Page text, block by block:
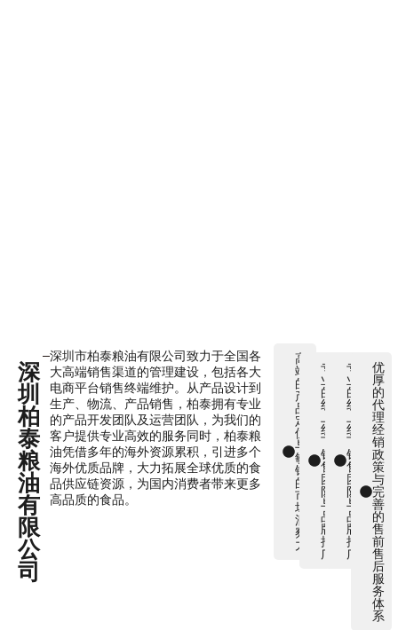
深
圳
柏
泰
粮
油
有
限
公
司
深圳市柏泰粮油有限公司致力于全国各
大高端销售渠道的管理建设，包括各大
电商平台销售终端维护。从产品设计到
生产、物流、产品销售，柏泰拥有专业
的产品开发团队及运营团队，为我们的
客户提供专业高效的服务同时，柏泰粮
油凭借多年的海外资源累积，引进多个
海外优质品牌，大力拓展全球优质的食
品供应链资源，为国内消费者带来更多
高品质的食品。
高
端
的
产
品
定
位
与
敏
锐
的
市
场
洞
察
力
专
业
的
线
线
下
销
售
团
队
与
品
牌
推
广
专
业
的
线
线
下
销
售
团
队
与
品
牌
推
广
优
厚
的
代
理
经
销
政
策
与
完
善
的
售
前
售
后
服
务
体
系